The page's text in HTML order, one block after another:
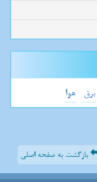
برق هوا
بازگشت به صفحه اصلی